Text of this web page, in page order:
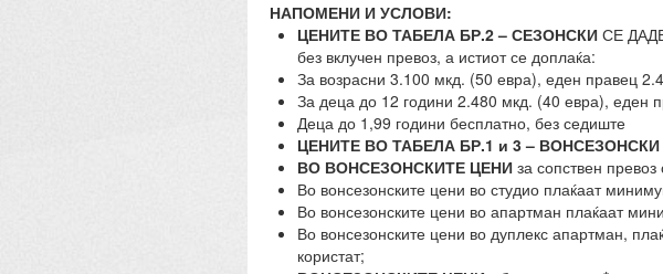
НАПОМЕНИ И УСЛОВИ:
ЦЕНИТЕ ВО ТАБЕЛА БР.2 – СЕЗОНСКИСЕ
без вклучен превоз, а истиот се доплаќа:
За возрасни 3.100 мкд. (50 евра), еден правец
За деца до 12 години 2.480 мкд. (40 евра), еден
Деца до 1,99 години бесплатно, без седиште
ЦЕНИТЕ ВО ТАБЕЛА БР.1 и 3 – ВОНСЕЗОНСКИ
ВО ВОНСЕЗОНСКИТЕ ЦЕНИза сопствен
Во вонсезонските цени во студио плаќаат
Во вонсезонските цени во апартман плаќаат
Во вонсезонските цени во дуплекс апартман,
користат;